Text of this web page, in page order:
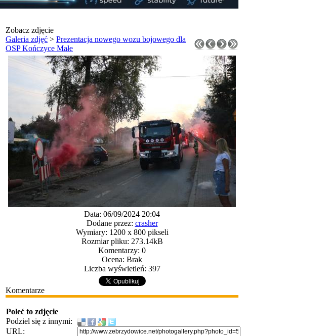
Zobacz zdjęcie
Galeria zdjęć > Prezentacja nowego wozu bojowego dla
OSP Kończyce Małe
Data: 06/09/2024 20:04
Dodane przez: crasher
Wymiary: 1200 x 800 pikseli
Rozmiar pliku: 273.14kB
Komentarzy: 0
Ocena: Brak
Liczba wyświetleń: 397
Komentarze
Poleć to zdjęcie
Podziel się z innymi:
URL: